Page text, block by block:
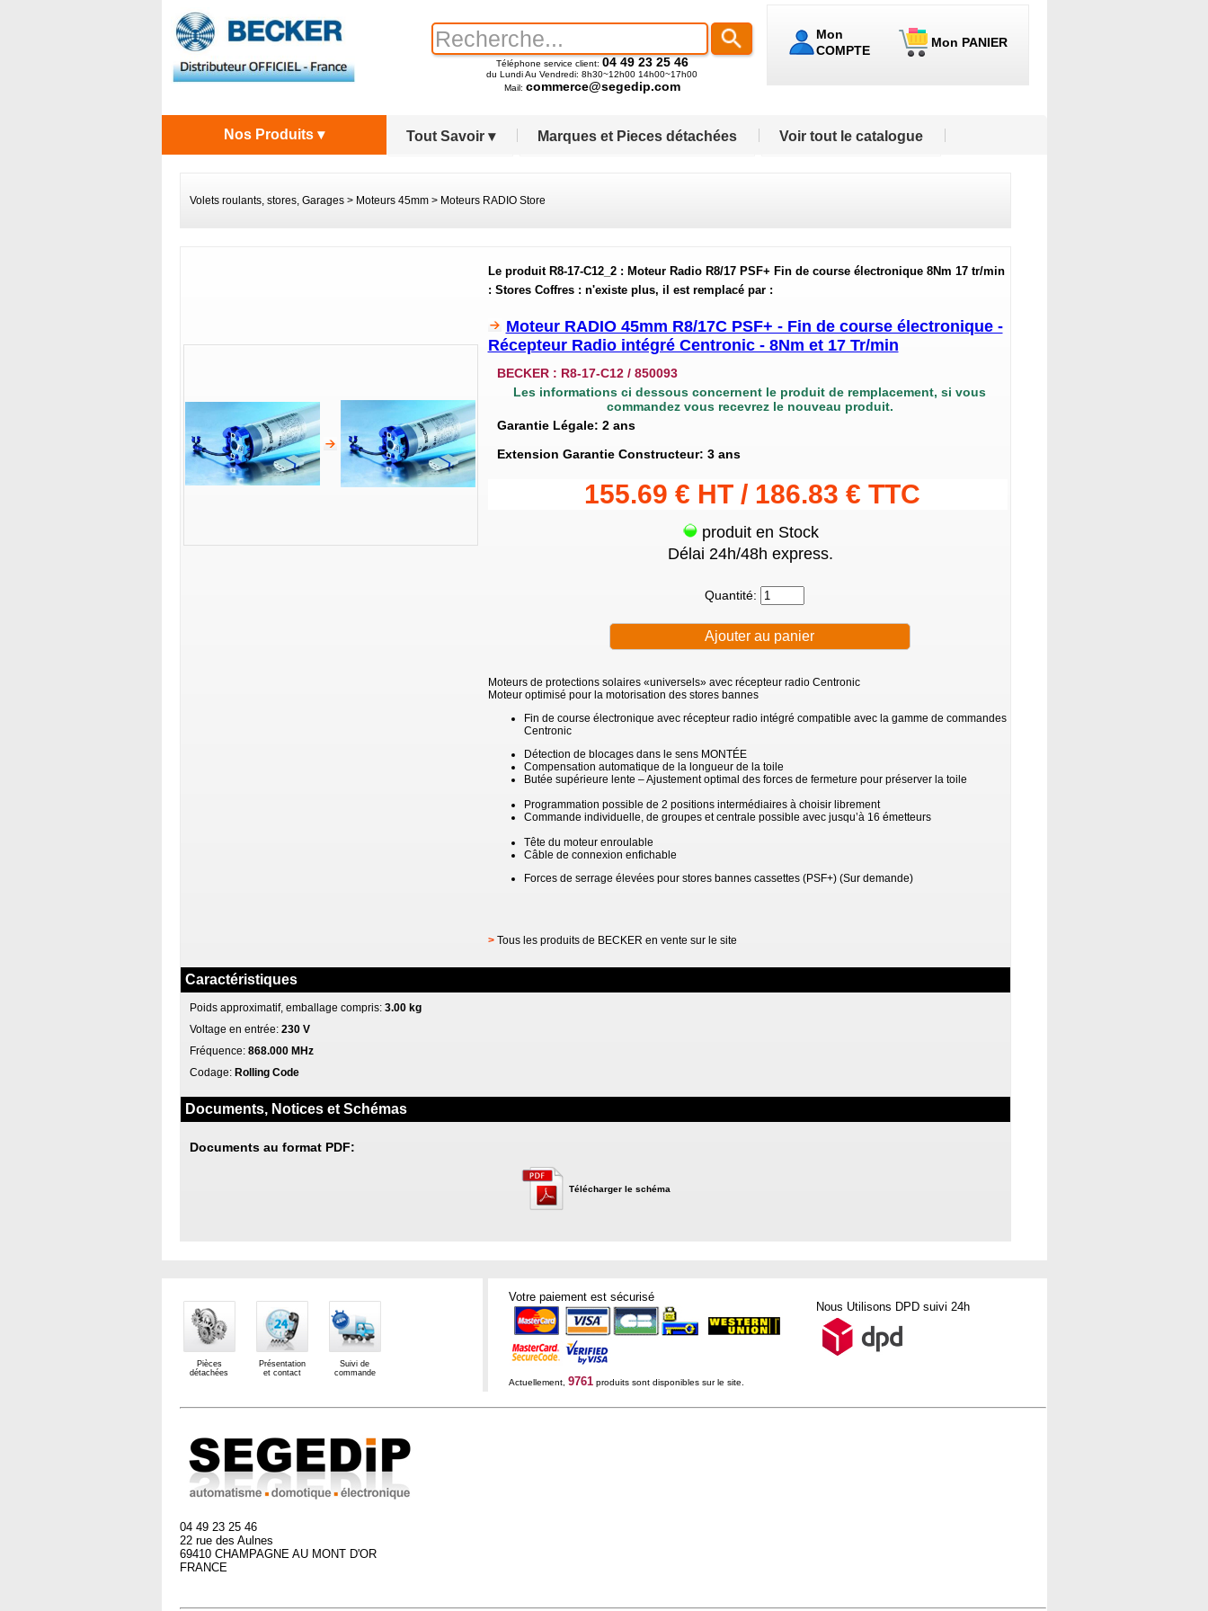
Mon
COMPTE
Mon PANIER
Téléphone service client: 04 49 23 25 46
du Lundi Au Vendredi: 8h30~12h00 14h00~17h00
Mail: commerce@segedip.com
Tout Savoir ▾ Marques et Pieces détachées Voir tout le catalogue
Nos Produits ▾
Volets roulants, stores, Garages> Moteurs 45mm> Moteurs RADIO Store
Le produit R8-17-C12_2 : Moteur Radio R8/17 PSF+ Fin de course électronique 8Nm 17 tr/min
: Stores Coffres : n'existe plus, il est remplacé par :
Moteur RADIO 45mm R8/17C PSF+ - Fin de course électronique -
Récepteur Radio intégré Centronic - 8Nm et 17 Tr/min
BECKER : R8-17-C12 / 850093
Les informations ci dessous concernent le produit de remplacement, si vous
commandez vous recevrez le nouveau produit.
Garantie Légale: 2 ans
Extension Garantie Constructeur: 3 ans
155.69 € HT / 186.83 € TTC
produit en Stock
Délai 24h/48h express.
Quantité:
Moteurs de protections solaires «universels» avec récepteur radio Centronic
Moteur optimisé pour la motorisation des stores bannes
Fin de course électronique avec récepteur radio intégré compatible avec la gamme de commandes
Centronic
Détection de blocages dans le sens MONTÉE
Compensation automatique de la longueur de la toile
Butée supérieure lente – Ajustement optimal des forces de fermeture pour préserver la toile
Programmation possible de 2 positions intermédiaires à choisir librement
Commande individuelle, de groupes et centrale possible avec jusqu’à 16 émetteurs
Tête du moteur enroulable
Câble de connexion enfichable
Forces de serrage élevées pour stores bannes cassettes (PSF+) (Sur demande)
> Tous les produits de BECKER en vente sur le site
Caractéristiques
Poids approximatif, emballage compris:3.00 kg
Voltage en entrée:230 V
Fréquence:868.000 MHz
Codage:Rolling Code
Documents, Notices et Schémas
Documents au format PDF:
Télécharger le schéma
Pièces
détachées
Présentation
et contact
Suivi de
commande
Votre paiement est sécurisé
Nous Utilisons DPD suivi 24h
Actuellement, 9761produits sont disponibles sur le site.
04 49 23 25 46
22 rue des Aulnes
69410 CHAMPAGNE AU MONT D'OR
FRANCE